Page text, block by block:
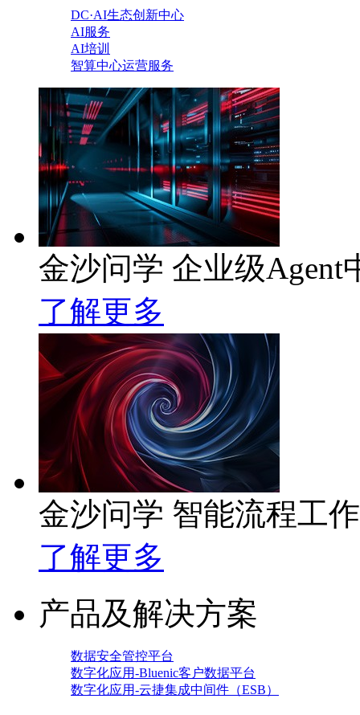
DC·AI生态创新中心
AI服务
AI培训
智算中心运营服务
金沙问学 企业级Agent
了解更多
金沙问学 智能流程工
了解更多
产品及解决方案
数据安全管控平台
数字化应用-Bluenic客户数据平台
数字化应用-云捷集成中间件（ESB）